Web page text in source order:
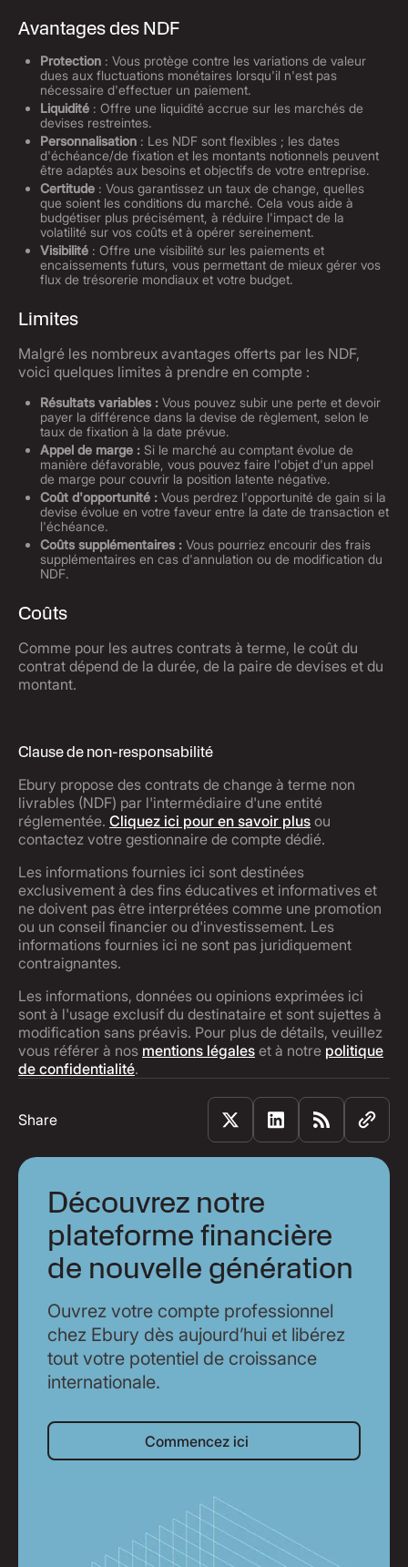
Avantages des NDF
Protection : Vous protège contre les variations de valeur
dues aux fluctuations monétaires lorsqu'il n'est pas
nécessaire d'effectuer un paiement.
Liquidité : Offre une liquidité accrue sur les marchés de
devises restreintes.
Personnalisation : Les NDF sont flexibles ; les dates
d'échéance/de fixation et les montants notionnels peuvent
être adaptés aux besoins et objectifs de votre entreprise.
Certitude : Vous garantissez un taux de change, quelles
que soient les conditions du marché. Cela vous aide à
budgétiser plus précisément, à réduire l'impact de la
volatilité sur vos coûts et à opérer sereinement.
Visibilité : Offre une visibilité sur les paiements et
encaissements futurs, vous permettant de mieux gérer vos
flux de trésorerie mondiaux et votre budget.
Limites
Malgré les nombreux avantages offerts par les NDF,
voici quelques limites à prendre en compte :
Résultats variables : Vous pouvez subir une perte et devoir
payer la différence dans la devise de règlement, selon le
taux de fixation à la date prévue.
Appel de marge : Si le marché au comptant évolue de
manière défavorable, vous pouvez faire l'objet d'un appel
de marge pour couvrir la position latente négative.
Coût d'opportunité : Vous perdrez l'opportunité de gain si la
devise évolue en votre faveur entre la date de transaction et
l'échéance.
Coûts supplémentaires : Vous pourriez encourir des frais
supplémentaires en cas d'annulation ou de modification du
NDF.
Coûts
Comme pour les autres contrats à terme, le coût du
contrat dépend de la durée, de la paire de devises et du
montant.
Clause de non-responsabilité
Ebury propose des contrats de change à terme non
livrables (NDF) par l'intermédiaire d'une entité
réglementée. Cliquez ici pour en savoir plus ou
contactez votre gestionnaire de compte dédié.
Les informations fournies ici sont destinées
exclusivement à des fins éducatives et informatives et
ne doivent pas être interprétées comme une promotion
ou un conseil financier ou d'investissement. Les
informations fournies ici ne sont pas juridiquement
contraignantes.
Les informations, données ou opinions exprimées ici
sont à l'usage exclusif du destinataire et sont sujettes à
modification sans préavis. Pour plus de détails, veuillez
vous référer à nos mentions légales et à notre politique
de confidentialité.
Share
Découvrez notre
plateforme financière
de nouvelle génération
Ouvrez votre compte professionnel
chez Ebury dès aujourd’hui et libérez
tout votre potentiel de croissance
internationale.
Commencez ici
Commencez ici